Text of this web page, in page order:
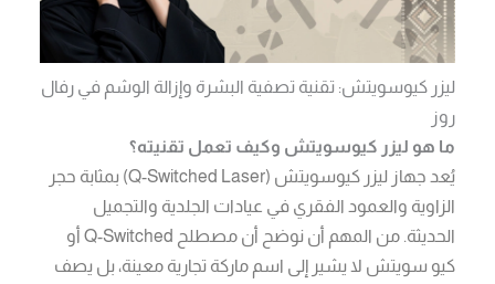
ليزر كيوسويتش: تقنية تصفية البشرة وإزالة الوشم في رفال
روز
ما هو ليزر كيوسويتش وكيف تعمل تقنيته؟
يُعد جهاز ليزر كيوسويتش (Q-Switched Laser) بمثابة حجر
الزاوية والعمود الفقري في عيادات الجلدية والتجميل
الحديثة. من المهم أن نوضح أن مصطلح Q-Switched أو
كيو سويتش لا يشير إلى اسم ماركة تجارية معينة، بل يصف